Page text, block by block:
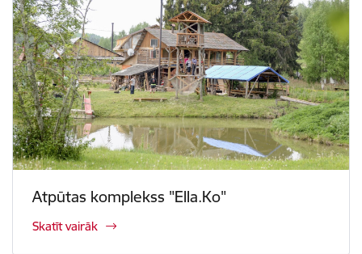
Atpūtas komplekss "Ella.Ko"
Skatīt vairāk